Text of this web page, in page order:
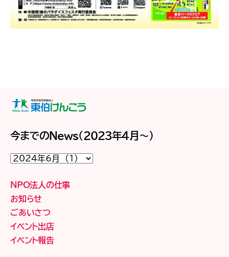
今までのNews（2023年4月～）
今
ま
の
News（2023
年
月
～）
NPO法人の仕事
お知らせ
ごあいさつ
イベント出店
イベント報告